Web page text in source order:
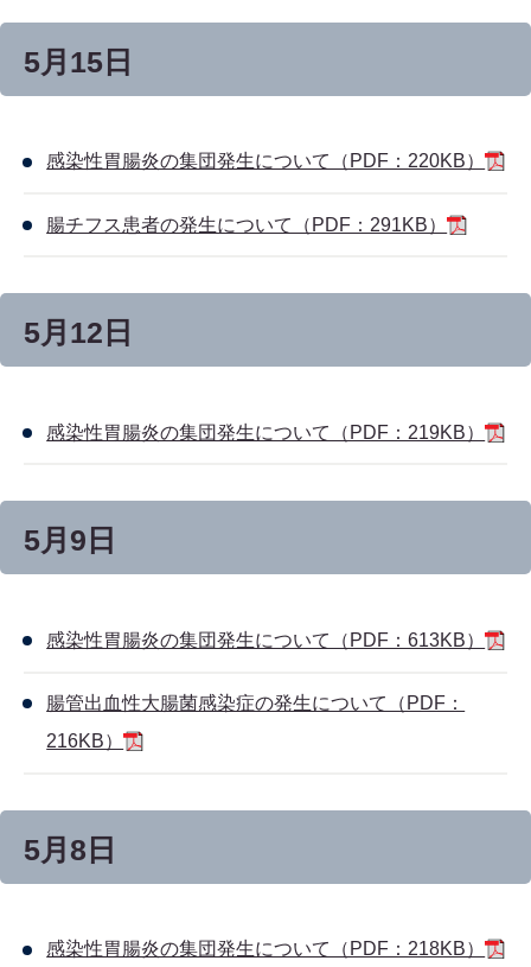
5月15日
感染性胃腸炎の集団発生について（PDF：220KB）
腸チフス患者の発生について（PDF：291KB）
5月12日
感染性胃腸炎の集団発生について（PDF：219KB）
5月9日
感染性胃腸炎の集団発生について（PDF：613KB）
腸管出血性大腸菌感染症の発生について（PDF：
216KB）
5月8日
感染性胃腸炎の集団発生について（PDF：218KB）